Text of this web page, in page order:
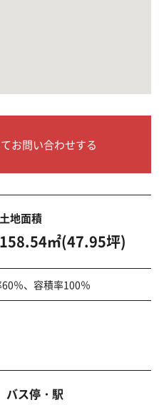
お問い合わせする
土地面積
158.54㎡(47.95坪)
％、容積率100％
バス停・駅